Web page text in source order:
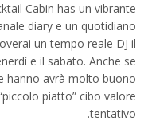
Cabin has un vibrante
diary e un quotidiano
un tempo reale DJ il
e il sabato. Anche se
hanno avrà molto buono
piatto” cibo valore
tentativo.